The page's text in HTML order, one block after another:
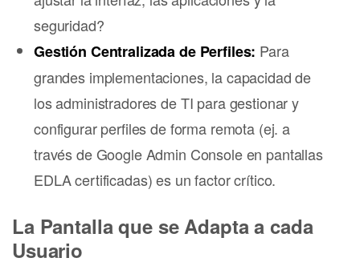
seguridad?
Gestión Centralizada de Perfiles: Para
grandes implementaciones, la capacidad de
los administradores de TI para gestionar y
configurar perfiles de forma remota (ej. a
través de Google Admin Console en pantallas
EDLA certificadas) es un factor crítico.
La Pantalla que se Adapta a cada
Usuario